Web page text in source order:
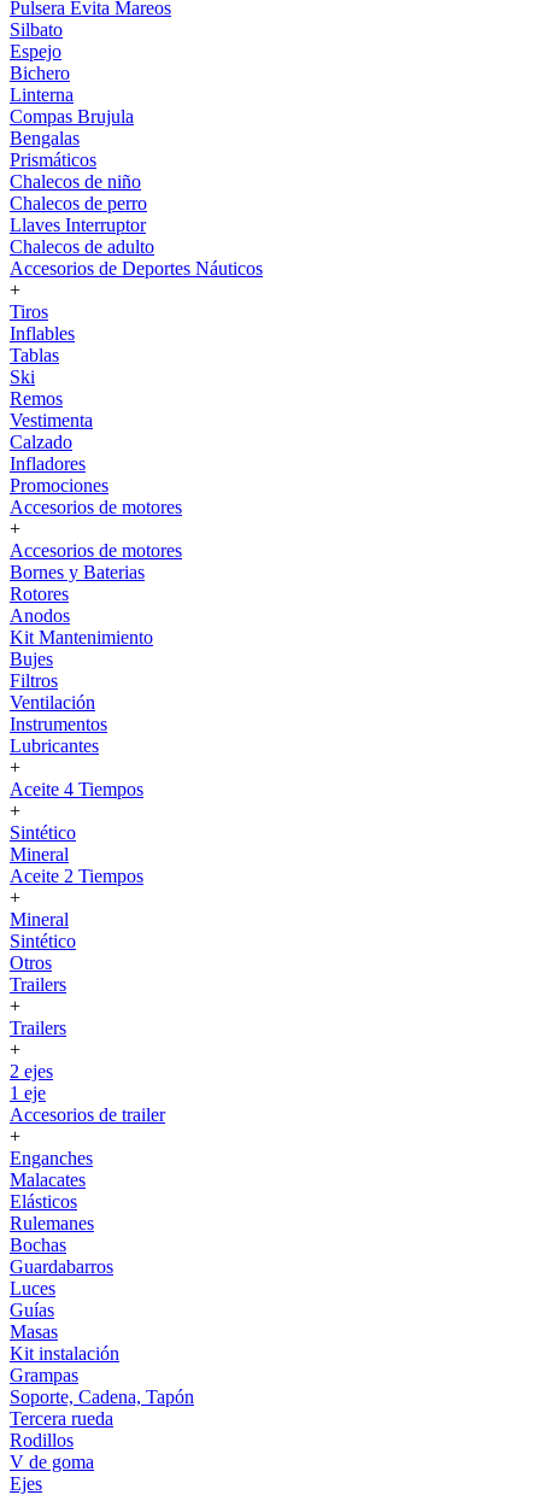
Pulsera Evita Mareos
Silbato
Espejo
Bichero
Linterna
Compas Brujula
Bengalas
Prismáticos
Chalecos de niño
Chalecos de perro
Llaves Interruptor
Chalecos de adulto
Accesorios de Deportes Náuticos
+
Tiros
Inflables
Tablas
Ski
Remos
Vestimenta
Calzado
Infladores
Promociones
Accesorios de motores
+
Accesorios de motores
Bornes y Baterias
Rotores
Anodos
Kit Mantenimiento
Bujes
Filtros
Ventilación
Instrumentos
Lubricantes
+
Aceite 4 Tiempos
+
Sintético
Mineral
Aceite 2 Tiempos
+
Mineral
Sintético
Otros
Trailers
+
Trailers
+
2 ejes
1 eje
Accesorios de trailer
+
Enganches
Malacates
Elásticos
Rulemanes
Bochas
Guardabarros
Luces
Guías
Masas
Kit instalación
Grampas
Soporte, Cadena, Tapón
Tercera rueda
Rodillos
V de goma
Ejes